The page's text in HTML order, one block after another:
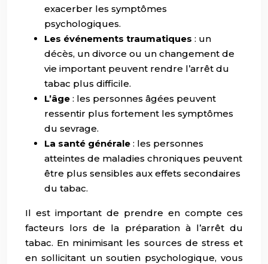
exacerber les symptômes
psychologiques.
Les événements traumatiques : un
décès, un divorce ou un changement de
vie important peuvent rendre l’arrêt du
tabac plus difficile.
L’âge : les personnes âgées peuvent
ressentir plus fortement les symptômes
du sevrage.
La santé générale : les personnes
atteintes de maladies chroniques peuvent
être plus sensibles aux effets secondaires
du tabac.
Il est important de prendre en compte ces
facteurs lors de la préparation à l’arrêt du
tabac. En minimisant les sources de stress et
en sollicitant un soutien psychologique, vous